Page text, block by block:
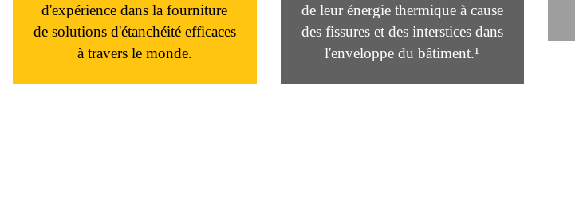
d'expérience dans la fourniture
de solutions d'étanchéité efficaces
à travers le monde.
de leur énergie thermique à cause
des fissures et des interstices dans
l'enveloppe du bâtiment.¹